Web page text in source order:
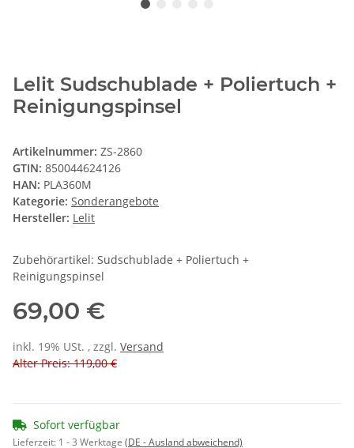
Lelit Sudschublade + Poliertuch +
Reinigungspinsel
Artikelnummer: ZS-2860
GTIN: 850044624126
HAN: PLA360M
Kategorie: Sonderangebote
Hersteller: Lelit
Zubehörartikel: Sudschublade + Poliertuch +
Reinigungspinsel
69,00 €
inkl. 19% USt. , zzgl. Versand
Alter Preis: 119,00 €
Sofort verfügbar
Lieferzeit: 1 - 3 Werktage (DE - Ausland abweichend)